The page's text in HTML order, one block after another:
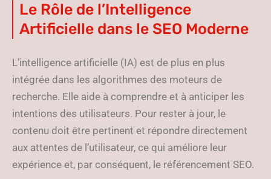
Le Rôle de l’Intelligence
Artificielle dans le SEO Moderne
L’intelligence artificielle (IA) est de plus en plus
intégrée dans les algorithmes des moteurs de
recherche. Elle aide à comprendre et à anticiper les
intentions des utilisateurs. Pour rester à jour, le
contenu doit être pertinent et répondre directement
aux attentes de l’utilisateur, ce qui améliore leur
expérience et, par conséquent, le référencement SEO.